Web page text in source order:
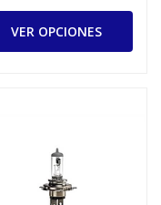
VER OPCIONES